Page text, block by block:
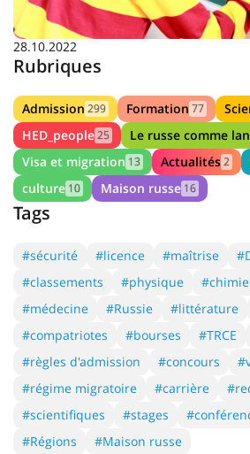
28.10.2022
Rubriques
Admission 299 Formation 77
HED_people25 Le russe comme
Visa et migration 13 Actualités2
culture 10 Maison russe 16
Tags
#sécurité #licence #maîtrise
#classements
#physique #chimie
#médecine
#Russie #littérature
#compatriotes
#bourses #TRCE
#règles d'admission
#concours
#régime migratoire
#carrière
#scientifiques
#stages
#Régions
#Maison russe